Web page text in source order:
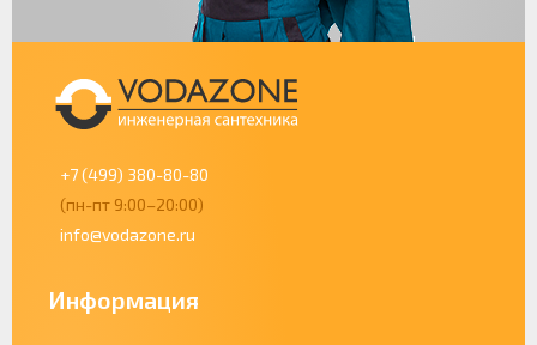
+7 (499) 380-80-80
(пн-пт 9:00–20:00)
info@vodazone.ru
Информация